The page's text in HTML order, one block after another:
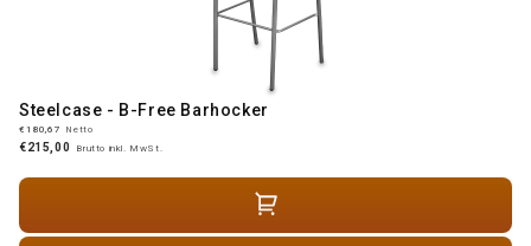
Steelcase - B-Free Barhocker
€180,67 Netto
€215,00 Brutto inkl. MwSt.